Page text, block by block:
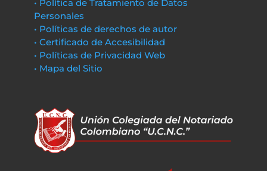
• Política de Tratamiento de Datos
Personales
• Políticas de derechos de autor
• Certificado de Accesibilidad
• Políticas de Privacidad Web
• Mapa del Sitio